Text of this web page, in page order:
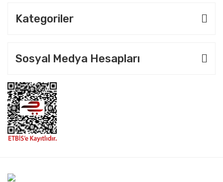
Kategoriler
Sosyal Medya Hesapları